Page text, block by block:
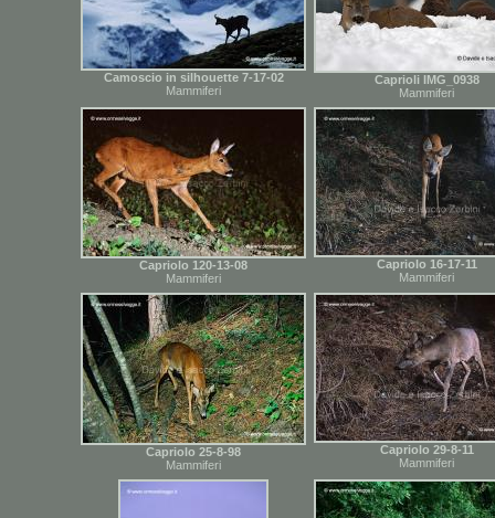
Camoscio in silhouette 7-17-02
Mammiferi
Caprioli IMG_0938
Mammiferi
Capriolo 120-13-08
Mammiferi
Capriolo 16-17-11
Mammiferi
Capriolo 25-8-98
Mammiferi
Capriolo 29-8-11
Mammiferi